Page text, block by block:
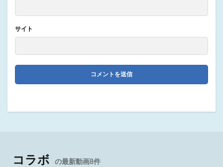
サイト
コラボ の最新動画8件